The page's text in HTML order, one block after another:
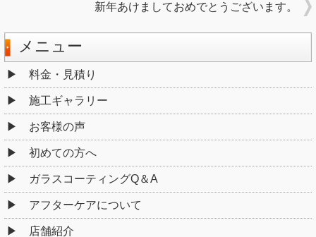
新年あけましておめでとうございます。
メニュー
料金・見積り
施工ギャラリー
お客様の声
初めての方へ
ガラスコーティングQ＆A
アフターケアについて
店舗紹介